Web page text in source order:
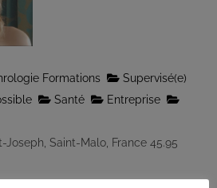
Formations
Supervisé(e)
Santé
Entreprise
Joseph, Saint-Malo, France 45.95